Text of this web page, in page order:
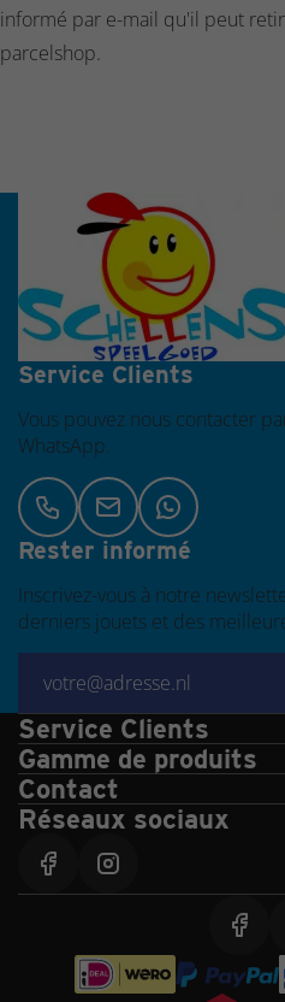
informé par e-mail qu'il peut
parcelshop.
Service Clients
Vous pouvez nous contacter
WhatsApp.
Rester informé
Inscrivez-vous à notre
derniers jouets et des
Service Clients
Gamme de produits
Contact
Réseaux sociaux